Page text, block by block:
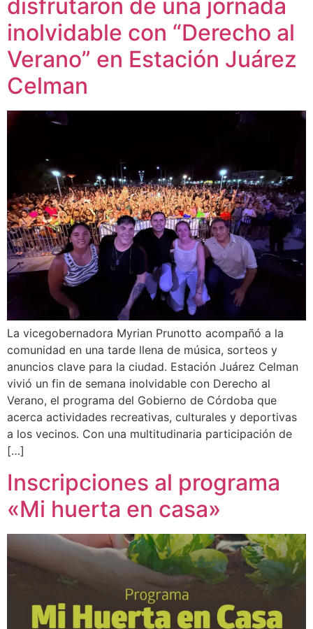
disfrutaron de una jornada
inolvidable con “Derecho al
Verano” en Estación Juárez
Celman
La vicegobernadora Myrian Prunotto acompañó a la
comunidad en una tarde llena de música, sorteos y
anuncios clave para la ciudad. Estación Juárez Celman
vivió un fin de semana inolvidable con Derecho al
Verano, el programa del Gobierno de Córdoba que
acerca actividades recreativas, culturales y deportivas
a los vecinos. Con una multitudinaria participación de
[…]
Inscripciones al programa
«Mi huerta en casa»